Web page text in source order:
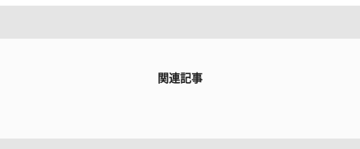
関連記事